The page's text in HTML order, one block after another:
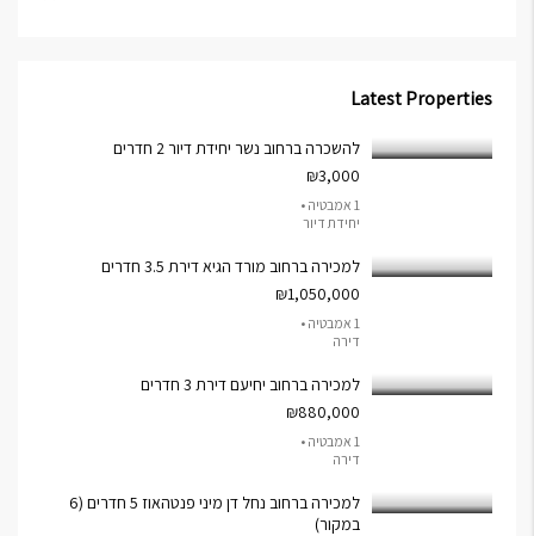
Latest Properties
להשכרה ברחוב נשר יחידת דיור 2 חדרים
₪3,000
1 אמבטיה •
יחידת דיור
למכירה ברחוב מורד הגיא דירת 3.5 חדרים
₪1,050,000
1 אמבטיה •
דירה
למכירה ברחוב יחיעם דירת 3 חדרים
₪880,000
1 אמבטיה •
דירה
למכירה ברחוב נחל דן מיני פנטהאוז 5 חדרים (6
במקור)